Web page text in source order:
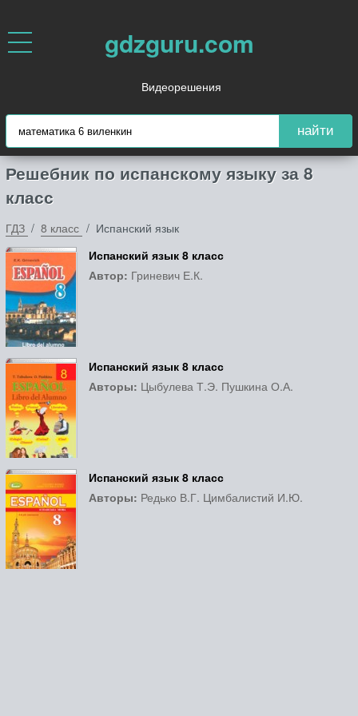
gdzguru.com
Видеорешения
найти
Решебник по испанскому языку за 8
класс
ГДЗ 8 класс
Испанский язык
Испанский язык 8 класс
Автор: Гриневич Е.К.
Испанский язык 8 класс
Авторы: Цыбулева Т.Э. Пушкина О.А.
Испанский язык 8 класс
Авторы: Редько В.Г. Цимбалистий И.Ю.